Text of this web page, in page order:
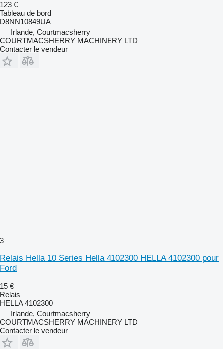
123 €
Tableau de bord
D8NN10849UA
Irlande, Courtmacsherry
COURTMACSHERRY MACHINERY LTD
Contacter le vendeur
3
Relais Hella 10 Series Hella 4102300 HELLA 4102300 pour
Ford
15 €
Relais
HELLA 4102300
Irlande, Courtmacsherry
COURTMACSHERRY MACHINERY LTD
Contacter le vendeur